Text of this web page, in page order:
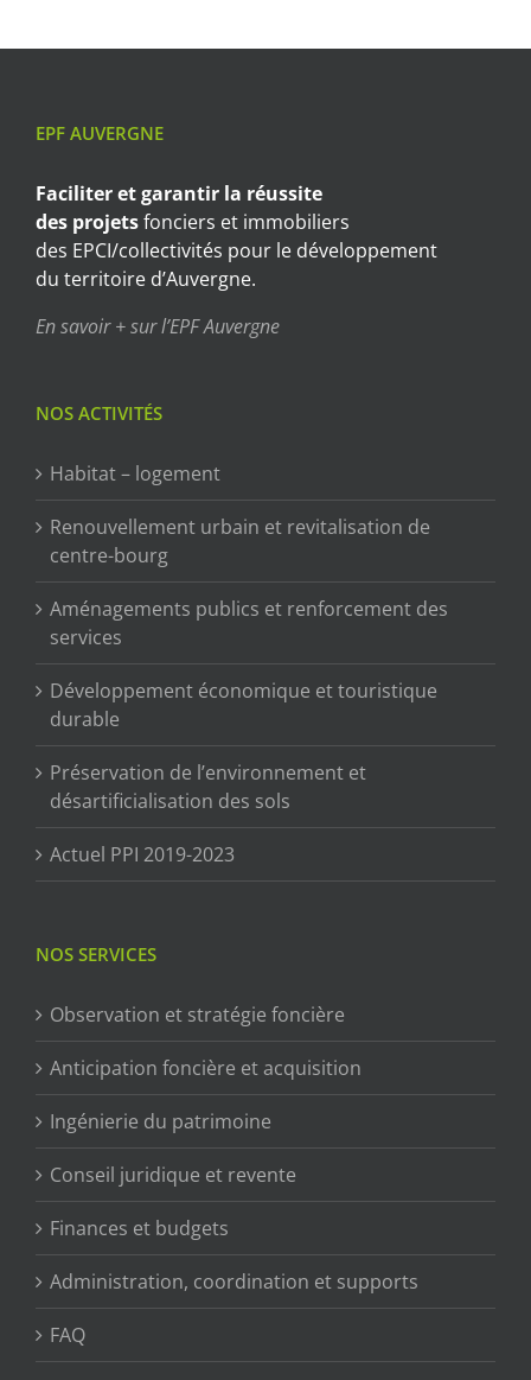
EPF AUVERGNE
Faciliter et garantir la réussite
des projetsfonciers et immobiliers
des EPCI/collectivités pour le développement
du territoire d’Auvergne.
En savoir + sur l’EPF Auvergne
NOS ACTIVITÉS
Habitat – logement
Renouvellement urbain et revitalisation de
centre-bourg
Aménagements publics et renforcement des
services
Développement économique et touristique
durable
Préservation de l’environnement et
désartificialisation des sols
Actuel PPI 2019-2023
NOS SERVICES
Observation et stratégie foncière
Anticipation foncière et acquisition
Ingénierie du patrimoine
Conseil juridique et revente
Finances et budgets
Administration, coordination et supports
FAQ